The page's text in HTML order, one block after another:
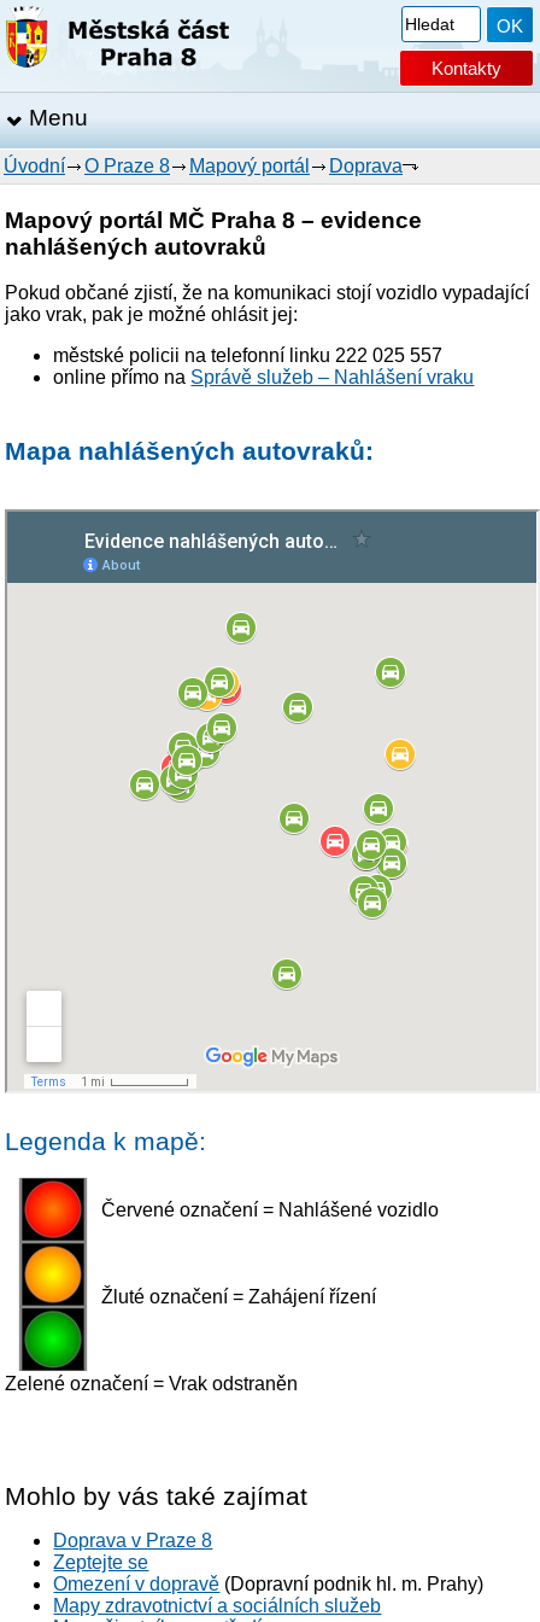
Kontakty
Menu
Úvodní O Praze 8 Mapový portál Doprava
Mapový portál MČ Praha 8 – evidence
nahlášených autovraků
Pokud občané zjistí, že na komunikaci stojí vozidlo vypadající
jako vrak, pak je možné ohlásit jej:
městské policii na telefonní linku 222 025 557
online přímo na Správě služeb – Nahlášení vraku
Mapa nahlášených autovraků:
Legenda k mapě:
Červené označení = Nahlášené vozidlo
Žluté označení = Zahájení řízení
Zelené označení = Vrak odstraněn
Mohlo by vás také zajímat
Doprava v Praze 8
Zeptejte se
Omezení v dopravě (Dopravní podnik hl. m. Prahy)
Mapy zdravotnictví a sociálních služeb